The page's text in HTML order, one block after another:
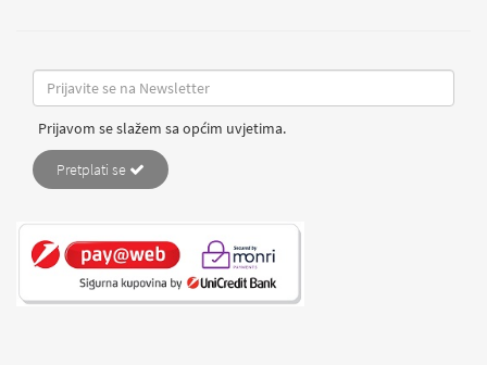
Prijavom se slažem sa općim uvjetima.
Pretplati se